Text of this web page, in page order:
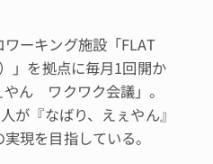
ーキング施設「FLAT
」を拠点に毎月1回開か
ん ワクワク会議」。
が『なばり、えぇやん』
現を目指している。